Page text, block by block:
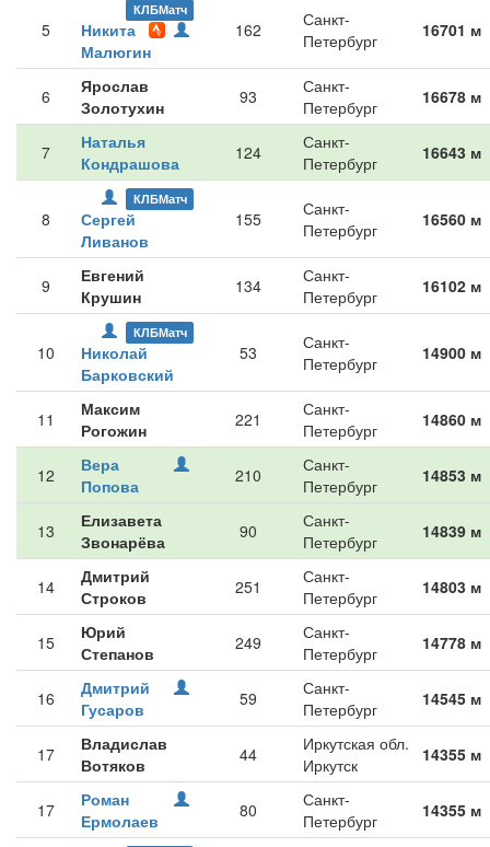
5
КЛБМатч
Никита
Малюгин
162
Санкт-
Петербург
16701 м
6
Ярослав
Золотухин
93
Санкт-
Петербург
16678 м
7
Наталья
Кондрашова
124
Санкт-
Петербург
16643 м
8
КЛБМатч
Сергей
Ливанов
155
Санкт-
Петербург
16560 м
9
Евгений
Крушин
134
Санкт-
Петербург
16102 м
10
КЛБМатч
Николай
Барковский
53
Санкт-
Петербург
14900 м
11
Максим
Рогожин
221
Санкт-
Петербург
14860 м
12
Вера
Попова
210
Санкт-
Петербург
14853 м
13
Елизавета
Звонарёва
90
Санкт-
Петербург
14839 м
14
Дмитрий
Строков
251
Санкт-
Петербург
14803 м
15
Юрий
Степанов
249
Санкт-
Петербург
14778 м
16
Дмитрий
Гусаров
59
Санкт-
Петербург
14545 м
17
Владислав
Вотяков
44
Иркутская обл.
Иркутск
14355 м
17
Роман
Ермолаев
80
Санкт-
Петербург
14355 м